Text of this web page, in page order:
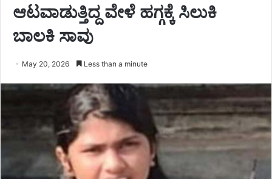
ಆಟವಾಡುತ್ತಿದ್ದ ವೇಳೆ ಹಗ್ಗಕ್ಕೆ ಸಿಲುಕಿ
ಬಾಲಕಿ ಸಾವು
May 20, 2026 Less than a minute